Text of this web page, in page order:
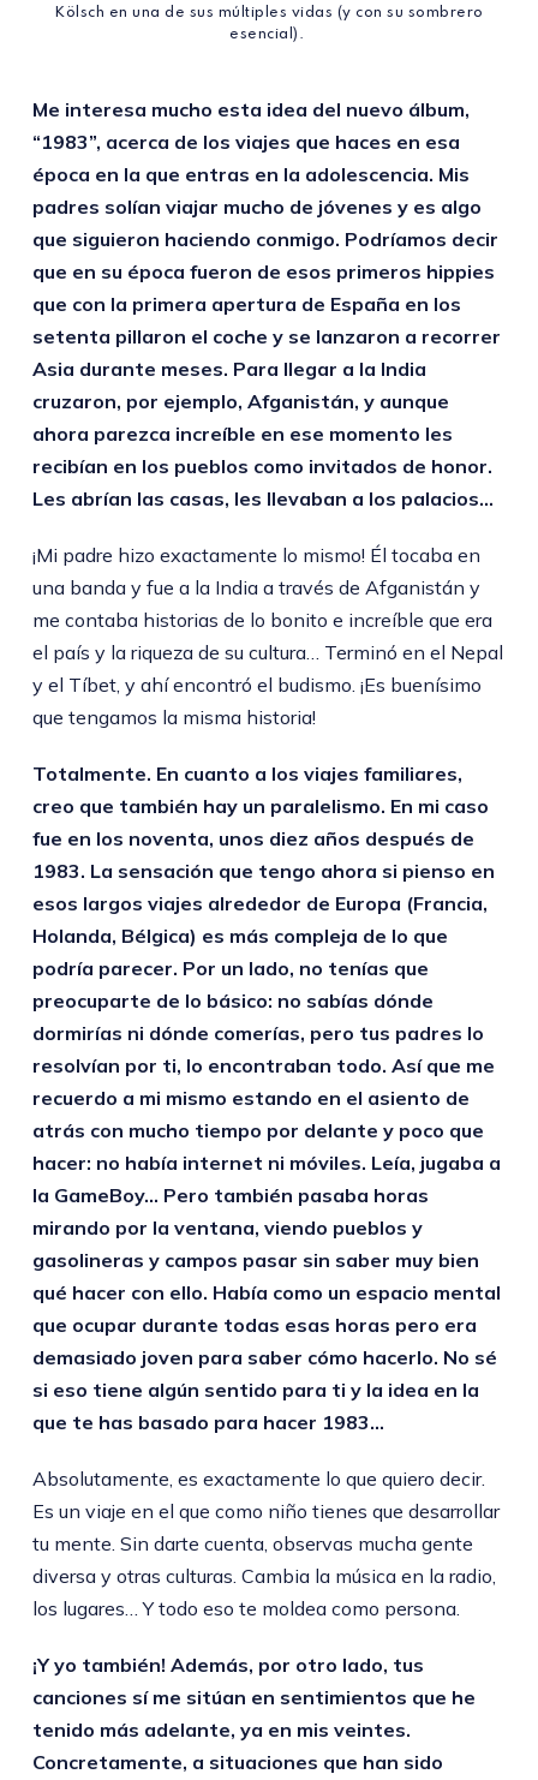
Kölsch en una de sus múltiples vidas (y con su sombrero
esencial).
Me interesa mucho esta idea del nuevo álbum,
“1983”, acerca de los viajes que haces en esa
época en la que entras en la adolescencia. Mis
padres solían viajar mucho de jóvenes y es algo
que siguieron haciendo conmigo. Podríamos decir
que en su época fueron de esos primeros hippies
que con la primera apertura de España en los
setenta pillaron el coche y se lanzaron a recorrer
Asia durante meses. Para llegar a la India
cruzaron, por ejemplo, Afganistán, y aunque
ahora parezca increíble en ese momento les
recibían en los pueblos como invitados de honor.
Les abrían las casas, les llevaban a los palacios…
¡Mi padre hizo exactamente lo mismo! Él tocaba en
una banda y fue a la India a través de Afganistán y
me contaba historias de lo bonito e increíble que era
el país y la riqueza de su cultura… Terminó en el Nepal
y el Tíbet, y ahí encontró el budismo. ¡Es buenísimo
que tengamos la misma historia!
Totalmente. En cuanto a los viajes familiares,
creo que también hay un paralelismo. En mi caso
fue en los noventa, unos diez años después de
1983. La sensación que tengo ahora si pienso en
esos largos viajes alrededor de Europa (Francia,
Holanda, Bélgica) es más compleja de lo que
podría parecer. Por un lado, no tenías que
preocuparte de lo básico: no sabías dónde
dormirías ni dónde comerías, pero tus padres lo
resolvían por ti, lo encontraban todo. Así que me
recuerdo a mi mismo estando en el asiento de
atrás con mucho tiempo por delante y poco que
hacer: no había internet ni móviles. Leía, jugaba a
la GameBoy… Pero también pasaba horas
mirando por la ventana, viendo pueblos y
gasolineras y campos pasar sin saber muy bien
qué hacer con ello. Había como un espacio mental
que ocupar durante todas esas horas pero era
demasiado joven para saber cómo hacerlo. No sé
si eso tiene algún sentido para ti y la idea en la
que te has basado para hacer 1983…
Absolutamente, es exactamente lo que quiero decir.
Es un viaje en el que como niño tienes que desarrollar
tu mente. Sin darte cuenta, observas mucha gente
diversa y otras culturas. Cambia la música en la radio,
los lugares… Y todo eso te moldea como persona.
¡Y yo también! Además, por otro lado, tus
canciones sí me sitúan en sentimientos que he
tenido más adelante, ya en mis veintes.
Concretamente, a situaciones que han sido